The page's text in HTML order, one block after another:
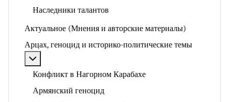
Наследники талантов
Актуальное (Мнения и авторские материалы)
Арцах, геноцид и историко-политические темы
Конфликт в Нагорном Карабахе
Армянский геноцид